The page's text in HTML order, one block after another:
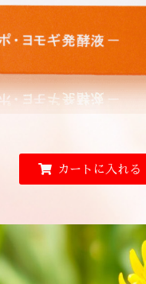
カートに入れる